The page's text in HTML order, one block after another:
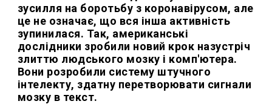
зусилля на боротьбу з коронавірусом, але
це не означає, що вся інша активність
зупинилася. Так, американські
дослідники зробили новий крок назустріч
злиттю людського мозку і комп'ютера.
Вони розробили систему штучного
інтелекту, здатну перетворювати сигнали
мозку в текст.